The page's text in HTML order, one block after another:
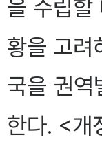
을 수립할
황을 고려
국을 권역
한다. <